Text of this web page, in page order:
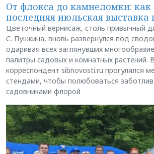
От флокса до камнеломки:
последняя июльская выставка
Цветочный вернисаж, столь привычный
С. Пушкина, вновь развернулся под
одаривая всех заглянувших
палитры садовых и комнатных растений.
корреспондент sibnovosti.ru прогулялся
стендами, чтобы полюбоваться
садовниками флорой